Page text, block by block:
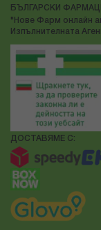
БЪЛГАРСКИ
"Нове Фарм онлайн
Изпълнителната
ДОСТАВЯМЕ С: